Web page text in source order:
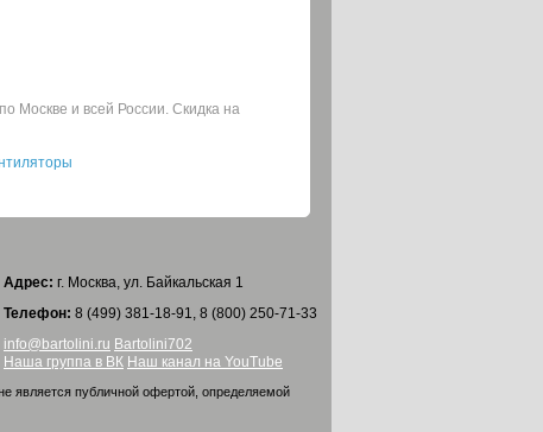
Москве и всей России. Скидка на
Адрес: г. Москва, ул. Байкальская 1
Телефон: 8 (499) 381-18-91, 8 (800) 250-71-33
info@bartolini.ru Bartolini702
Наша группа в ВК Наш канал на YouTube
является публичной офертой, определяемой